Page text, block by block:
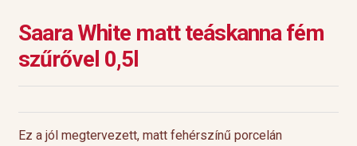
Saara White matt teáskanna fém
szűrővel 0,5l
Ez a jól megtervezett, matt fehérszínű porcelán